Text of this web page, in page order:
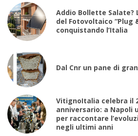
Addio Bollette Salate?
del Fotovoltaico “Plug
conquistando l’Italia
Dal Cnr un pane di
VitignoItalia celebra il
anniversario: a Napoli
per raccontare
negli ultimi anni